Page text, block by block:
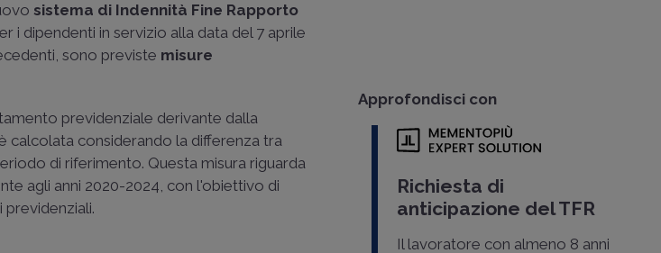
sistema di Indennità Fine Rapporto
i dipendenti in servizio alla data del 7 aprile
sono previste misure
previdenziale derivante dalla
calcolata considerando la differenza tra
di riferimento. Questa misura riguarda
agli anni 2020-2024, con l'obiettivo di
Approfondisci con
Richiesta di
anticipazione del TFR
Il lavoratore con almeno 8 anni